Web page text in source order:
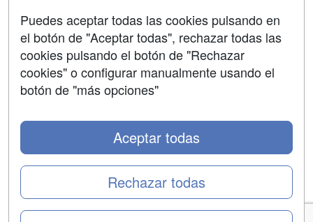
Copyright 2000-2026 Formazion Web, S.L. - Calle
Fermín Caballero, 62 - 28034 Madrid Tel: 91 533 70 78
Puedes aceptar todas las cookies pulsando en
el botón de "Aceptar todas", rechazar todas las
cookies pulsando el botón de "Rechazar
cookies" o configurar manualmente usando el
botón de "más opciones"
Rechazar todas
Aceptar todas